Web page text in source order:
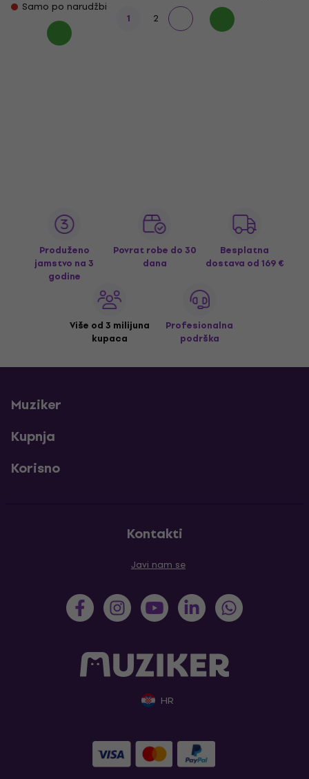
Samo po narudžbi
1 2
Produženo
jamstvo na 3
godine
Povrat robe do 30
dana
Besplatna
dostava od 169 €
Više od 3 milijuna
kupaca
Profesionalna
podrška
Muziker
Kupnja
Korisno
Kontakti
Javi nam se
HR